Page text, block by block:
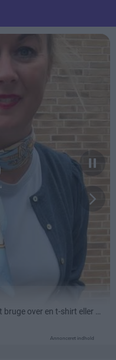
Annonceret indhold